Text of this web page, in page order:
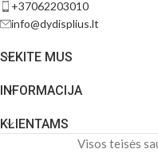
+37062203010
info@dydisplius.lt
SEKITE MUS
INFORMACIJA
KLIENTAMS
Visos teisės